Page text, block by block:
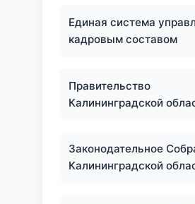
Единая система
кадровым составом
Правительство
Калининградской
Законодательное
Калининградской